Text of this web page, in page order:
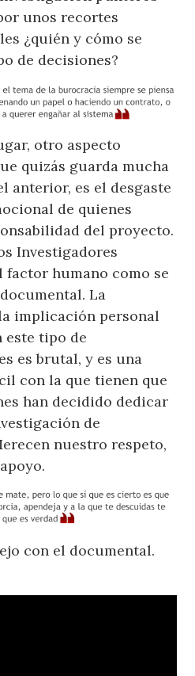
unos recortes
¿quién y cómo se
de decisiones?
otro aspecto
quizás guarda mucha
anterior, es el desgaste
de quienes
del proyecto.
Investigadores
factor humano como se
La
implicación personal
este tipo de
es brutal, y es una
con la que tienen que
han decidido dedicar
de
nuestro respeto,
con el documental.